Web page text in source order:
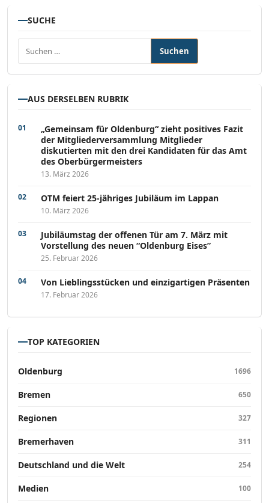
SUCHE
Suchen nach:
AUS DERSELBEN RUBRIK
„Gemeinsam für Oldenburg“ zieht positives Fazit
der Mitgliederversammlung Mitglieder
diskutierten mit den drei Kandidaten für das Amt
des Oberbürgermeisters
13. März 2026
OTM feiert 25-jähriges Jubiläum im Lappan
10. März 2026
Jubiläumstag der offenen Tür am 7. März mit
Vorstellung des neuen “Oldenburg Eises”
25. Februar 2026
Von Lieblingsstücken und einzigartigen Präsenten
17. Februar 2026
TOP KATEGORIEN
Oldenburg 1696
Bremen 650
Regionen 327
Bremerhaven 311
Deutschland und die Welt 254
Medien 100